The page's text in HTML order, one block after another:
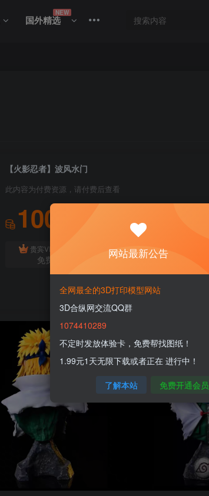
国外精选
NEW
【火影忍者】波风水门
此内容为付费资源，请付费后查看
100
贵宾VIP会员
免费
体验会员免费
网站最新公告
全网最全的3D打印模型网站
3D合纵网交流QQ群
1074410289
不定时发放体验卡，免费帮找图纸！
1.99元1天无限下载或者正在 进行中！
了解本站 免费开通会员